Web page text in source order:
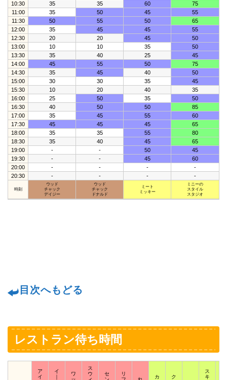
10:30
35 35 60
75
11:00
35 50 45
55
11:30
50 55 50
65
12:00
35 45 45
55
12:30
20 20 45
50
13:00
10 10 35
50
13:30
35 40 25
45
14:00
45 55 50
75
14:30
35 45 40
50
15:00
30 30 35
45
15:30
10 20 40
35
16:00
25 50 35
50
16:30
40 50 50
85
17:00
35 45 55
60
17:30
45 45 45
65
18:00
35 35 55
80
18:30
35 40 45
65
19:00
- - 50
45
19:30
- - 45
60
20:00
- - -
-
20:30
- - - -
時刻
ウッド
チャック
デイジー
ウッド
チャック
ドナルド
ミート
ミッキー
ミニーの
スタイル
スタジオ
目次へもどる
レストラン待ち時間
ア
イ
イ
ワ
ス
ウ
セ
リ
カ
ク
ス
キ